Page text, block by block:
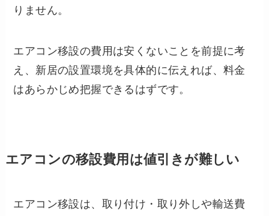
りません。
エアコン移設の費用は安くないことを前提に考
え、新居の設置環境を具体的に伝えれば、料金
はあらかじめ把握できるはずです。
エアコンの移設費用は値引きが難しい
エアコン移設は、取り付け・取り外しや輸送費